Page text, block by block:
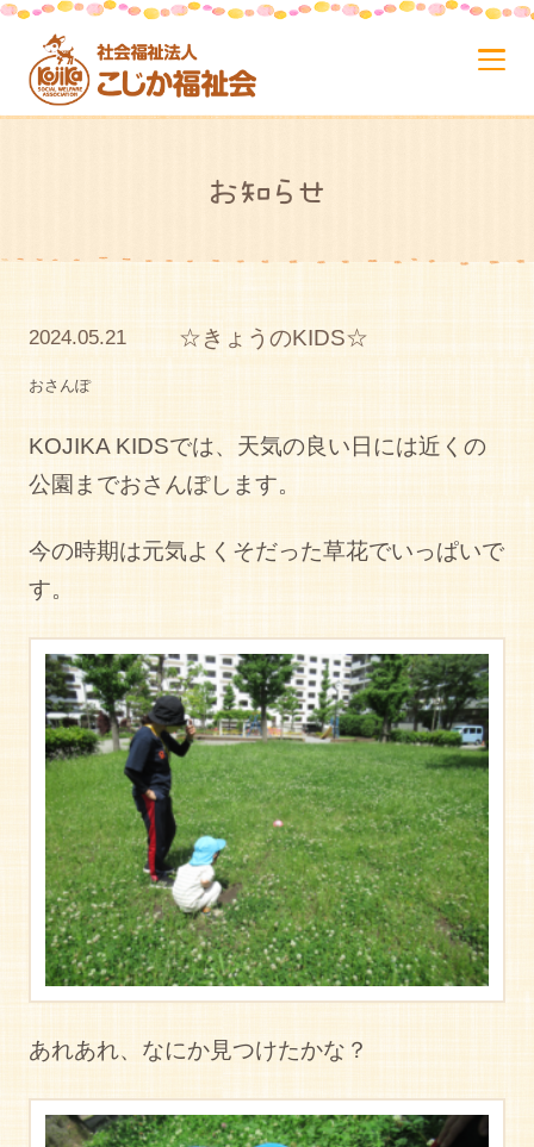
お知らせ
2024.05.21 ☆きょうのKIDS☆
おさんぽ
KOJIKA KIDSでは、天気の良い日には近くの
公園までおさんぽします。
今の時期は元気よくそだった草花でいっぱいで
す。
あれあれ、なにか見つけたかな？